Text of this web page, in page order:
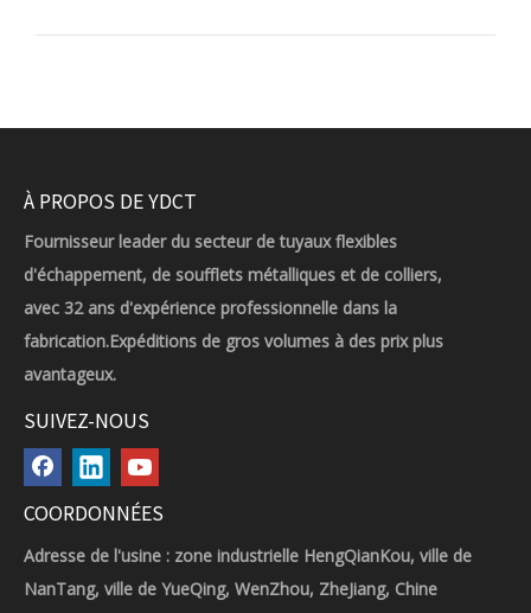
À PROPOS DE YDCT
Fournisseur leader du secteur de tuyaux flexibles
d'échappement, de soufflets métalliques et de colliers,
avec 32 ans d'expérience professionnelle dans la
fabrication.Expéditions de gros volumes à des prix plus
avantageux.
SUIVEZ-NOUS
COORDONNÉES
Adresse de l'usine : zone industrielle HengQianKou, ville de
NanTang, ville de YueQing, WenZhou, ZheJiang, Chine